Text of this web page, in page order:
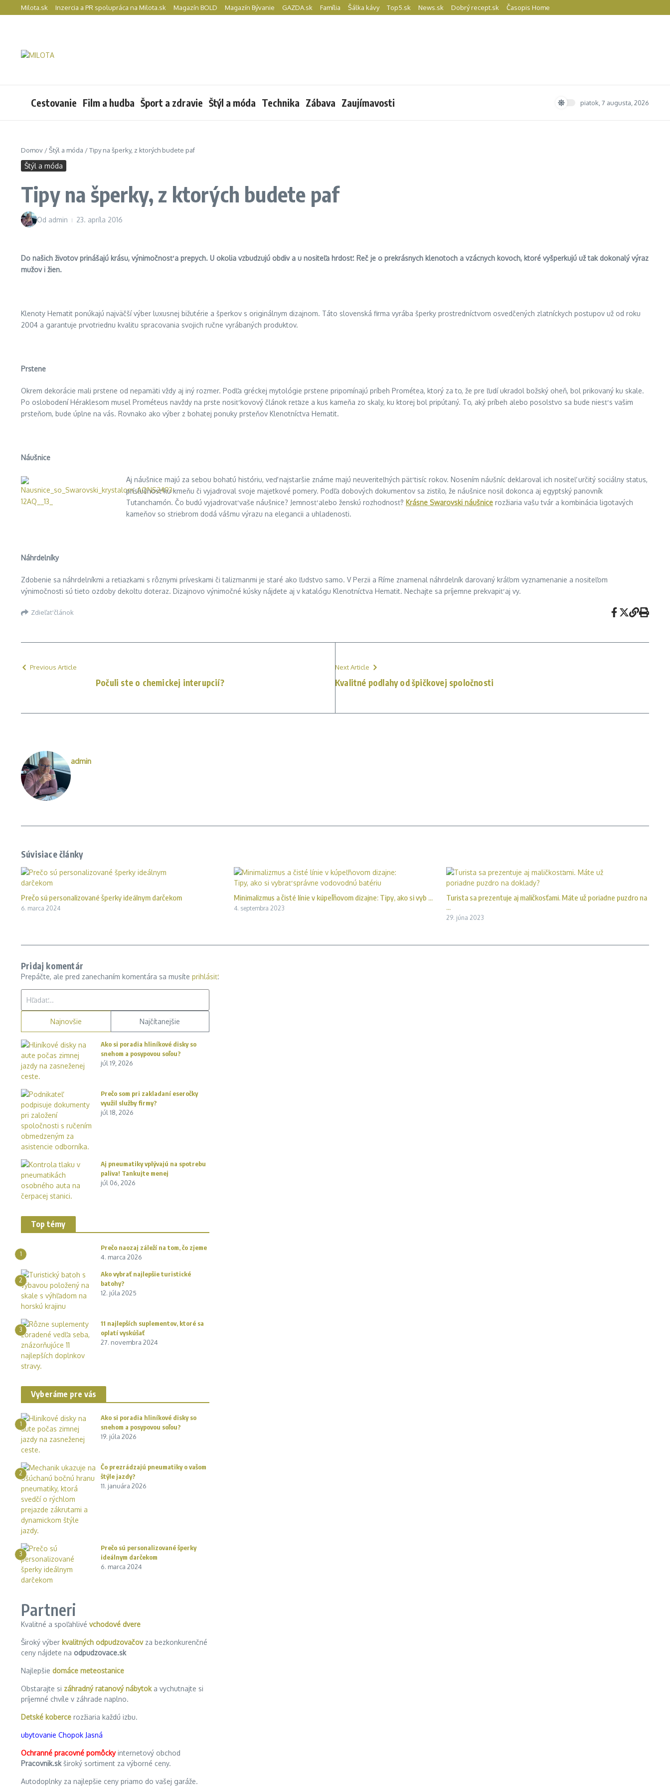
Preskočiť na obsah
Milota.sk Inzercia a PR spolupráca na Milota.sk Magazín BOLD Magazín Bývanie GAZDA.sk Família Šálka kávy Top5.sk News.sk Dobrý recept.sk Časopis Home
Cestovanie Film a hudba Šport a zdravie Štýl a móda Technika Zábava Zaujímavosti piatok, 7 augusta, 2026
Domov /Štýl a móda /Tipy na šperky, z ktorých budete paf
Štýl a móda
Tipy na šperky, z ktorých budete paf
Od admin 23. apríla 2016
Do našich životov prinášajú krásu, výnimočnosť a prepych. U okolia vzbudzujú obdiv a u nositeľa hrdosť. Reč je o prekrásnych klenotoch a vzácnych kovoch, ktoré vyšperkujú už tak dokonalý výraz
mužov i žien.
Klenoty Hematit ponúkajú najväčší výber luxusnej bižutérie a šperkov s originálnym dizajnom. Táto slovenská firma vyrába šperky prostredníctvom osvedčených zlatníckych postupov už od roku
2004 a garantuje prvotriednu kvalitu spracovania svojich ručne vyrábaných produktov.
Prstene
Okrem dekorácie mali prstene od nepamäti vždy aj iný rozmer. Podľa gréckej mytológie prstene pripomínajú príbeh Prométea, ktorý za to, že pre ľudí ukradol božský oheň, bol prikovaný ku skale.
Po oslobodení Héraklesom musel Prométeus navždy na prste nosiť kovový článok reťaze a kus kameňa zo skaly, ku ktorej bol pripútaný. To, aký príbeh alebo posolstvo sa bude niesť s vašim
prsteňom, bude úplne na vás. Rovnako ako výber z bohatej ponuky prsteňov Klenotníctva Hematit.
Náušnice
Aj náušnice majú za sebou bohatú históriu, veď najstaršie známe majú neuveriteľných päť tisíc rokov. Nosením náušníc deklaroval ich nositeľ určitý sociálny status,
príslušnosť ku kmeňu či vyjadroval svoje majetkové pomery. Podľa dobových dokumentov sa zistilo, že náušnice nosil dokonca aj egyptský panovník
Tutanchamón. Čo budú vyjadrovať vaše náušnice? Jemnosť alebo ženskú rozhodnosť? Krásne Swarovski náušnice rozžiaria vašu tvár a kombinácia ligotavých
kameňov so striebrom dodá vášmu výrazu na elegancii a uhladenosti.
Náhrdelníky
Zdobenie sa náhrdelníkmi a retiazkami s rôznymi príveskami či talizmanmi je staré ako ľudstvo samo. V Perzii a Ríme znamenal náhrdelník darovaný kráľom vyznamenanie a nositeľom
výnimočnosti sú tieto ozdoby dekoltu doteraz. Dizajnovo výnimočné kúsky nájdete aj v katalógu Klenotníctva Hematit. Nechajte sa príjemne prekvapiť aj vy.
Zdieľať článok
Previous Article
Počuli ste o chemickej interupcií?
Next Article
Kvalitné podlahy od špičkovej spoločnosti
admin
Súvisiace články
Prečo sú personalizované šperky ideálnym darčekom
6. marca 2024
Minimalizmus a čisté línie v kúpeľňovom dizajne: Tipy, ako si vyb ...
4. septembra 2023
Turista sa prezentuje aj maličkosťami. Máte už poriadne puzdro na
...
29. júna 2023
Pridaj komentár
Prepáčte, ale pred zanechaním komentára sa musíte prihlásiť.
Najnovšie Najčítanejšie
Ako si poradia hliníkové disky so
snehom a posypovou soľou?
júl 19, 2026
Prečo som pri zakladaní eseročky
využil služby firmy?
júl 18, 2026
Aj pneumatiky vplývajú na spotrebu
paliva! Tankujte menej
júl 06, 2026
Top témy
1
Prečo naozaj záleží na tom, čo zjeme
4. marca 2026
2
Ako vybrať najlepšie turistické
batohy?
12. júla 2025
3
11 najlepších suplementov, ktoré sa
oplatí vyskúšať
27. novembra 2024
Vyberáme pre vás
1
Ako si poradia hliníkové disky so
snehom a posypovou soľou?
19. júla 2026
2
Čo prezrádzajú pneumatiky o vašom
štýle jazdy?
11. januára 2026
3
Prečo sú personalizované šperky
ideálnym darčekom
6. marca 2024
Partneri
Kvalitné a spoľahlivé vchodové dvere
Široký výber kvalitných odpudzovačovza bezkonkurenčné
ceny nájdete na odpudzovace.sk
Najlepšie domáce meteostanice
Obstarajte si záhradný ratanový nábytoka vychutnajte si
príjemné chvíle v záhrade naplno.
Detské koberce rozžiaria každú izbu.
ubytovanie Chopok Jasná
Ochranné pracovné pomôckyinternetový obchod
Pracovnik.skširoký sortiment za výborné ceny.
Autodoplnky za najlepšie ceny priamo do vašej garáže.